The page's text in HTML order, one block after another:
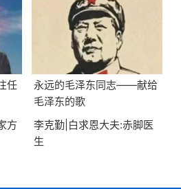
任
永远的毛泽东同志——献给
毛泽东的歌
方
李克勤|白求恩大夫:赤脚医
生